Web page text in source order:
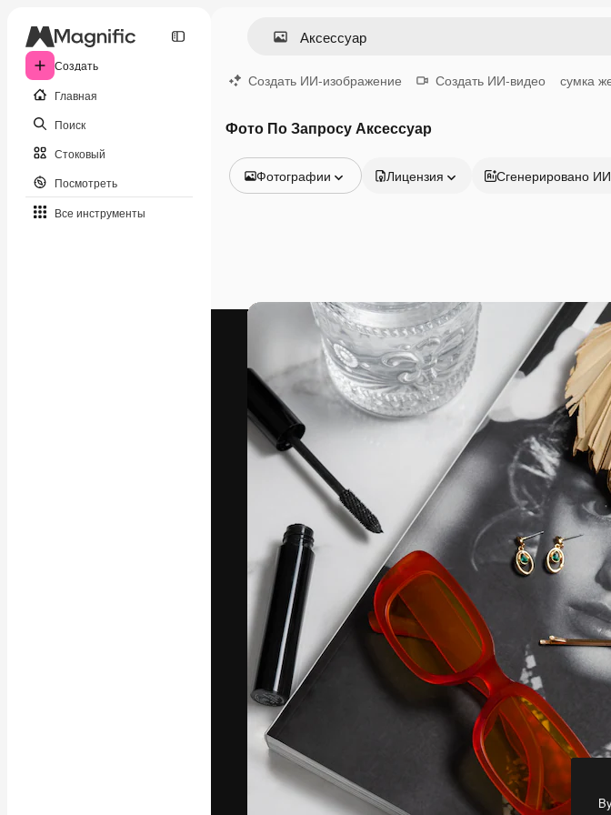
Создать
Главная
Поиск
Стоковый
Посмотреть
Все инструменты
Создать ИИ-изображение Создать ИИ-видео сумка
Фото По Запросу Аксессуар
Фотографии
Видео
Видеошаблоны
Иконки
3D-модели
Шрифты
Лицензия Сгенерировано ИИ
Креативная платформа для создания
ваших лучших работ. Более 1 миллиона
подписчиков среди креаторов,
предприятий, агентств и студий.
Pусский
ИИ-
ИИ
на
MCP
Агенты
API
Все
Magnific